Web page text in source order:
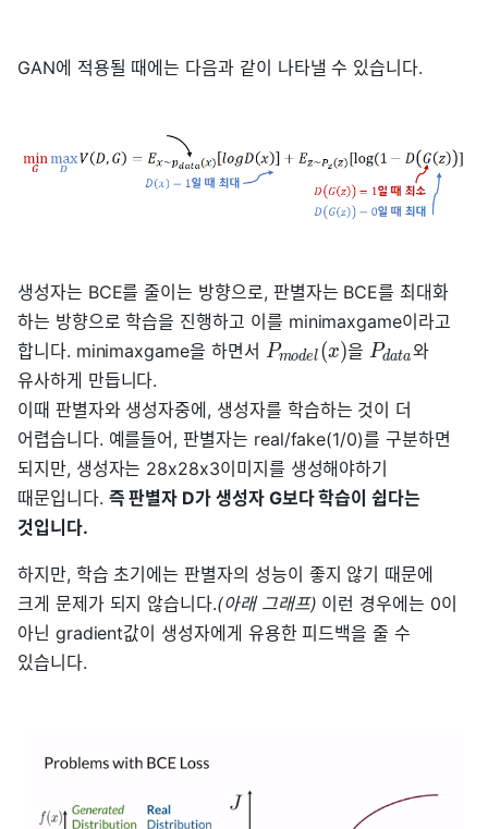
GAN에 적용될 때에는 다음과 같이 나타낼 수 있습니다.
생성자는 BCE를 줄이는 방향으로, 판별자는 BCE를 최대화
하는 방향으로 학습을 진행하고 이를 minimaxgame이라고
합니다. minimaxgame을 하면서 Pmodel (x)을 Pdata와
유사하게 만듭니다.
이때 판별자와 생성자중에, 생성자를 학습하는 것이 더
어렵습니다. 예를들어, 판별자는 real/fake(1/0)를 구분하면
되지만, 생성자는 28x28x3이미지를 생성해야하기
때문입니다. 즉 판별자 D가 생성자 G보다 학습이 쉽다는
것입니다.
하지만, 학습 초기에는 판별자의 성능이 좋지 않기 때문에
크게 문제가 되지 않습니다.(아래 그래프) 이런 경우에는 0이
아닌 gradient값이 생성자에게 유용한 피드백을 줄 수
있습니다.